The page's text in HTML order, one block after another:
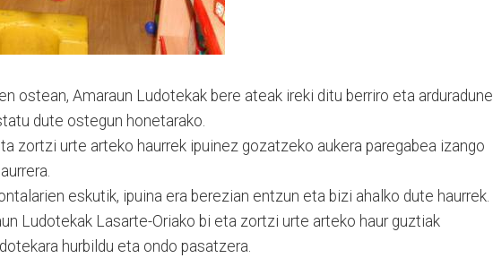
ostean, Amaraun Ludotekak bere ateak ireki ditu berriro eta
dute ostegun honetarako.
zortzi urte arteko haurrek ipuinez gozatzeko aukera paregabea izango
eskutik, ipuina era berezian entzun eta bizi ahalko dute haurrek.
Ludotekak Lasarte-Oriako bi eta zortzi urte arteko haur guztiak
hurbildu eta ondo pasatzera.